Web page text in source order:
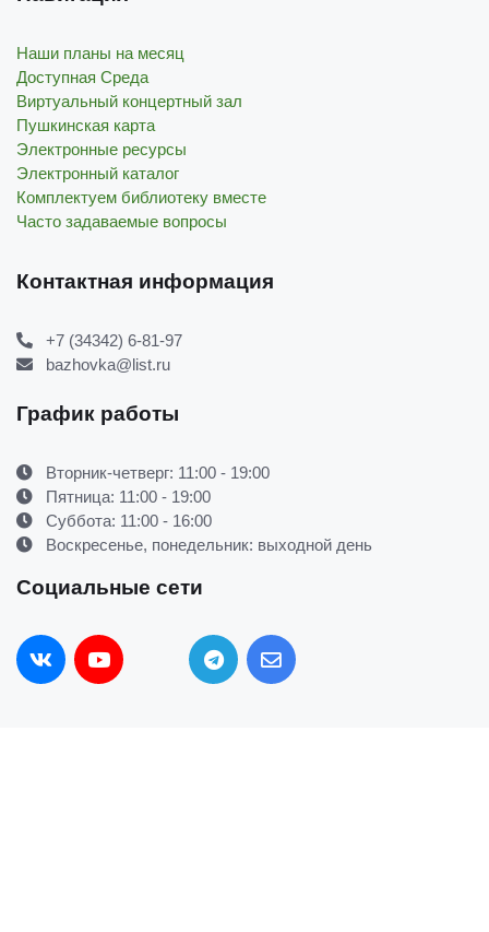
Наши планы на месяц
Доступная Среда
Виртуальный концертный зал
Пушкинская карта
Электронные ресурсы
Электронный каталог
Комплектуем библиотеку вместе
Часто задаваемые вопросы
Контактная информация
+7 (34342) 6-81-97
bazhovka@list.ru
График работы
Вторник-четверг: 11:00 - 19:00
Пятница: 11:00 - 19:00
Суббота: 11:00 - 16:00
Воскресенье, понедельник: выходной день
Социальные сети